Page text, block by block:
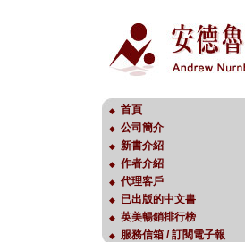
◆ 首頁
◆ 公司簡介
◆ 新書介紹
◆ 作者介紹
◆ 代理客戶
◆ 已出版的中文書
◆ 英美暢銷排行榜
◆ 服務信箱 / 訂閱電子報